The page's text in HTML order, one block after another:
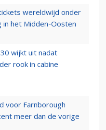
wereldwijd onder
in het Midden-Oosten
wijkt uit nadat
rook in cabine
voor Farnborough
meer dan de vorige